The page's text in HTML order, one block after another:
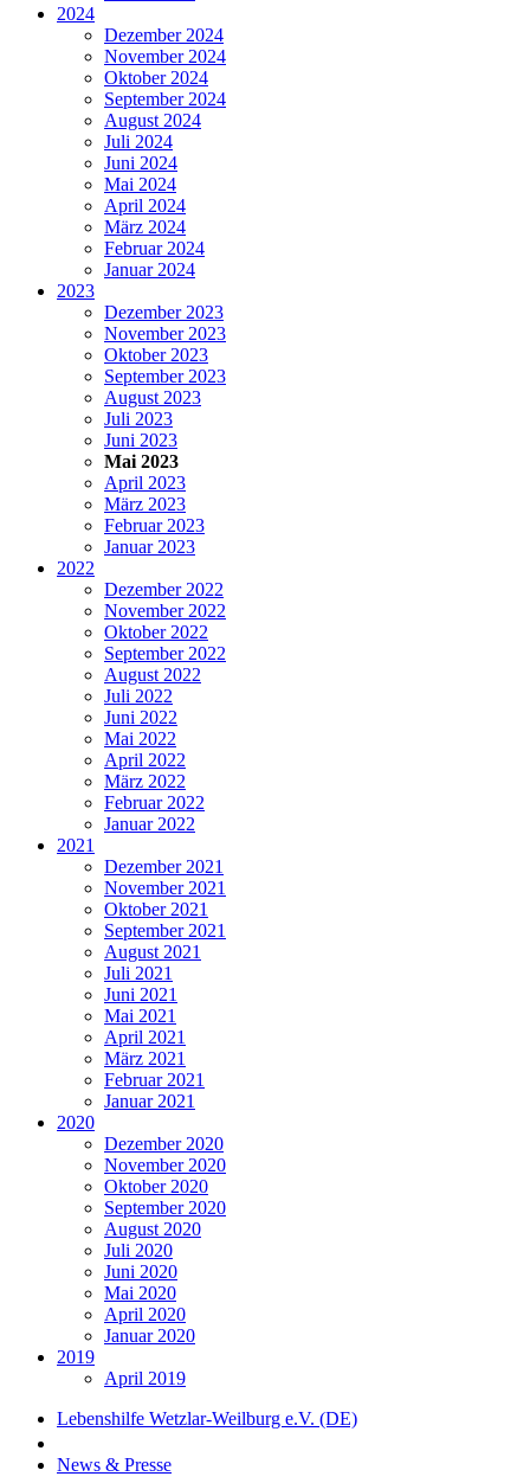
2024
Dezember 2024
November 2024
Oktober 2024
September 2024
August 2024
Juli 2024
Juni 2024
Mai 2024
April 2024
März 2024
Februar 2024
Januar 2024
2023
Dezember 2023
November 2023
Oktober 2023
September 2023
August 2023
Juli 2023
Juni 2023
Mai 2023
April 2023
März 2023
Februar 2023
Januar 2023
2022
Dezember 2022
November 2022
Oktober 2022
September 2022
August 2022
Juli 2022
Juni 2022
Mai 2022
April 2022
März 2022
Februar 2022
Januar 2022
2021
Dezember 2021
November 2021
Oktober 2021
September 2021
August 2021
Juli 2021
Juni 2021
Mai 2021
April 2021
März 2021
Februar 2021
Januar 2021
2020
Dezember 2020
November 2020
Oktober 2020
September 2020
August 2020
Juli 2020
Juni 2020
Mai 2020
April 2020
Januar 2020
2019
April 2019
Lebenshilfe Wetzlar-Weilburg e.V. (DE)
News & Presse